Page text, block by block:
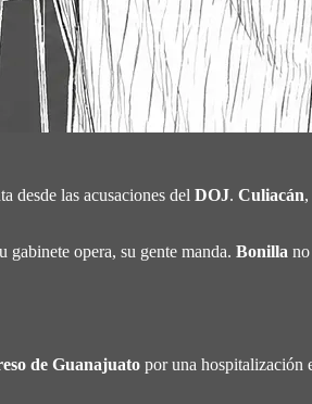
desde las acusaciones del DOJ. Culiacán,
gabinete opera, su gente manda. Bonilla
de Guanajuato por una hospitalización